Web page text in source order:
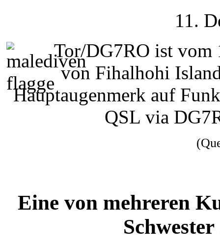
11.
Tor/DG7RO ist vom
von Fihalhohi
Hauptaugenmerk auf
QSL via
Eine von mehreren